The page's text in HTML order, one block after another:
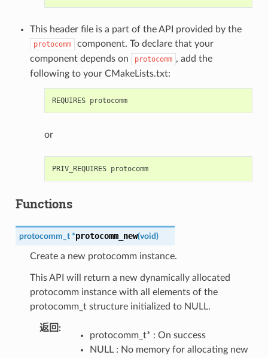
This header file is a part of the API provided by the
protocomm
component. To declare that your
component depends on
protocomm , add the
following to your CMakeLists.txt:
REQUIRES protocomm
or
PRIV_REQUIRES protocomm
Functions
protocomm_t *protocomm_new(void)
Create a new protocomm instance.
This API will return a new dynamically allocated
protocomm instance with all elements of the
protocomm_t structure initialized to NULL.
返回 :
protocomm_t* : On success
NULL : No memory for allocating new